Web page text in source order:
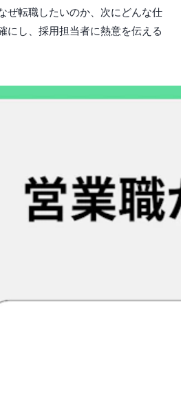
ぜ転職したいのか、次にどんな仕
にし、採用担当者に熱意を伝える